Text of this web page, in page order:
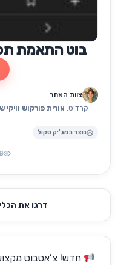
בוט התאמת
צוות האתר
קרדיט: אורית פורקוש
נוצר במג'יק סקול
דרגו את
חדש! צ’אטבוט